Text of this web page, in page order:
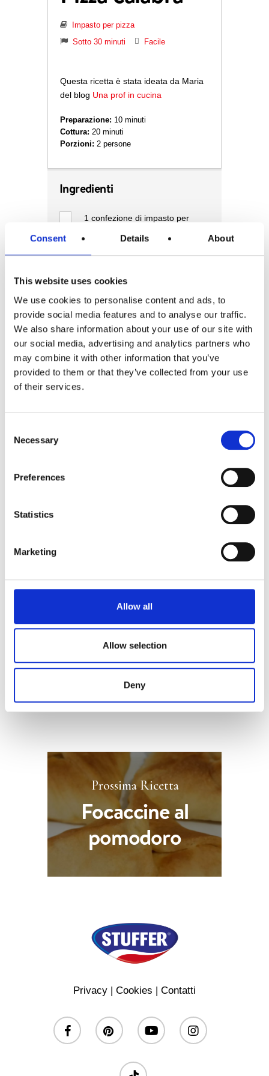
Consent Details About
This website uses cookies
We use cookies to personalise content and ads, to
provide social media features and to analyse our traffic.
We also share information about your use of our site with
our social media, advertising and analytics partners who
may combine it with other information that you’ve
provided to them or that they’ve collected from your use
of their services.
Selection
Necessary
Preferences
Statistics
Marketing
Allow all
Allow selection
Deny
Impasto per pizza
Sotto 30 minuti
Facile
Questa ricetta è stata ideata da Maria
del blog Una prof in cucina
Preparazione: 10 minuti
Cottura: 20 minuti
Porzioni: 2 persone
Ingredienti
1 confezione di impasto per
10 g pomodorini secchi sott’olio
100 g di spianata calabrese
Granella di pistacchio q.b.
minuti.
4
Guarnire con la stracciatella, la
spianata e posizionare su ogni fetta
spolverare con granella di nocciole.
Prossima Ricetta
Focaccine al
pomodoro
Privacy | Cookies | Contatti
facebook pinterest youtube instagram
tiktok